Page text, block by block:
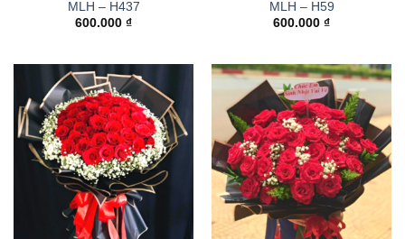
MLH – H437
600.000 ₫
MLH – H59
600.000 ₫